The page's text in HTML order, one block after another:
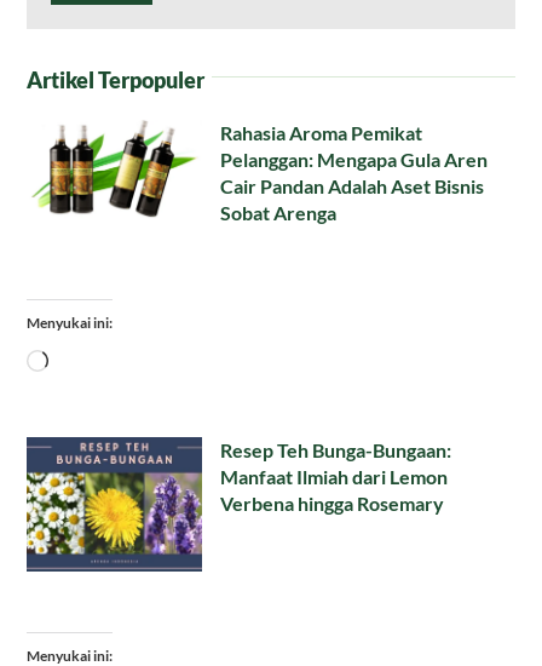
Artikel Terpopuler
Rahasia Aroma Pemikat
Pelanggan: Mengapa Gula Aren
Cair Pandan Adalah Aset Bisnis
Sobat Arenga
Menyukai ini:
Memuat...
Resep Teh Bunga-Bungaan:
Manfaat Ilmiah dari Lemon
Verbena hingga Rosemary
Menyukai ini: